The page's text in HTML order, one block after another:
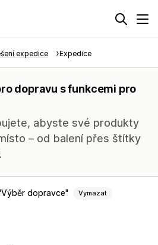
expedice Expedice
dopravu s funkcemi pro
abyste své produkty
– od balení přes štítky
Výběr dopravce Vymazat